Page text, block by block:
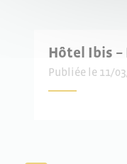
Hôtel Ibis –
Publiée le 11/